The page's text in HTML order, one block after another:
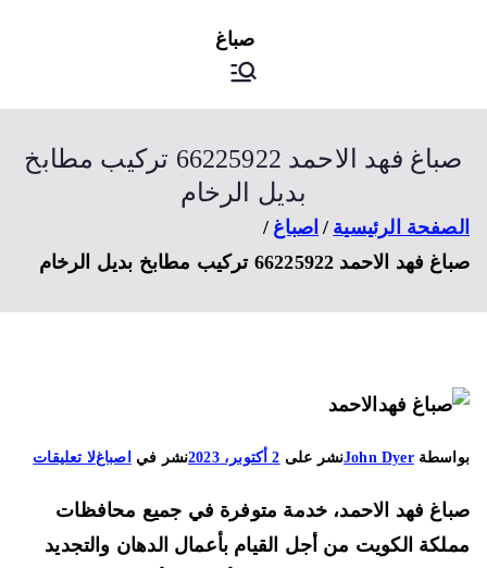
اصباغ
صباغ الكويت
صباغ فهد الاحمد 66225922 تركيب مطابخ
بديل الرخام
الرئيسية
اصباغ
الاحمد 66225922 تركيب مطابخ بديل الرخام
John Dyerنشر على2 أكتوبر، 2023 نشر في اصباغلا تعليقاتعلى
فهد
الاحمد
فهد الاحمد، خدمة متوفرة في جميع محافظات
الكويت من أجل القيام بأعمال الدهان والتجديد